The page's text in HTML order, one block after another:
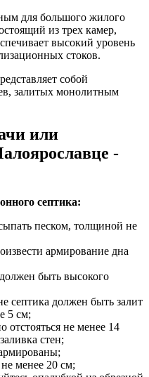
для большого жилого
из трех камер,
высокий уровень
стоков.
собой
залитых монолитным
или
-
септика:
песком, толщиной не
армирование дна
быть высокого
септика должен быть залит
5 см;
отстояться не менее 14
стен;
менее 20 см;